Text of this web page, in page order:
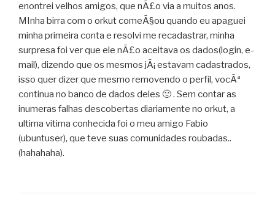
enontrei velhos amigos, que nÃ£o via a muitos anos.
MInha birra com o orkut comeÃ§ou quando eu apaguei
minha primeira conta e resolvi me recadastrar, minha
surpresa foi ver que ele nÃ£o aceitava os dados(login, e-
mail), dizendo que os mesmos jÃ¡ estavam cadastrados,
isso quer dizer que mesmo removendo o perfil, vocÃª
continua no banco de dados deles 🙂 . Sem contar as
inumeras falhas descobertas diariamente no orkut, a
ultima vitima conhecida foi o meu amigo Fabio
(ubuntuser), que teve suas comunidades roubadas..
(hahahaha).